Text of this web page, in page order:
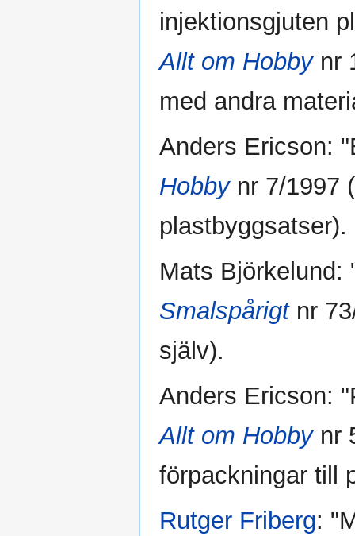
injektionsgjuten
Allt om Hobbynr
med andra
Anders Ericson:
Hobbynr 7/1997
plastbyggsatser).
Mats Björkelund:
Smalspårigtnr
själv).
Anders Ericson:
Allt om Hobbynr
förpackningar till
Rutger Friberg: